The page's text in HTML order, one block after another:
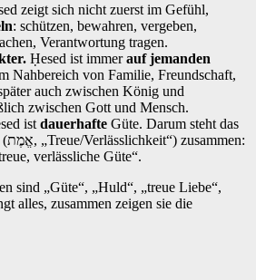
zeigt sich nicht zuerst im Gefühl,
: schützen, bewahren, vergeben,
Verantwortung tragen.
Ḥesed ist immerauf jemanden
Nahbereich von Familie, Freundschaft,
auch zwischen König und
zwischen Gott und Mensch.
ist dauerhafte Güte. Darum steht das
(אֱמֶת, „Treue/Verlässlichkeit“) zusammen:
verlässliche Güte“.
sind „Güte“, „Huld“, „treue Liebe“,
alles, zusammen zeigen sie die